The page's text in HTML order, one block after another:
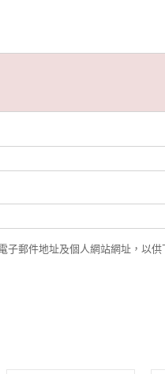
子郵件地址及個人網站網址，以供